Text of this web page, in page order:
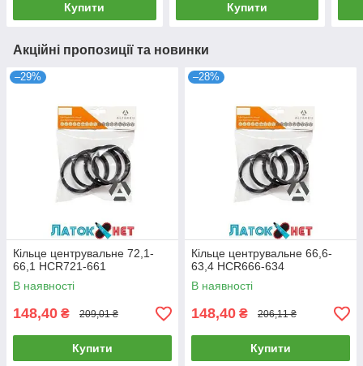
Купити Купити
Акційні пропозиції та новинки
–29%
Кільце центрувальне 72,1-
66,1 HCR721-661
В наявності
148,40 ₴ 209,01 ₴
Купити
–28%
Кільце центрувальне 66,6-
63,4 HCR666-634
В наявності
148,40 ₴ 206,11 ₴
Купити